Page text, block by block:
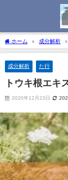
ホーム 成分解析
成分解析 た行
トウキ根エキ
2020年12月23日